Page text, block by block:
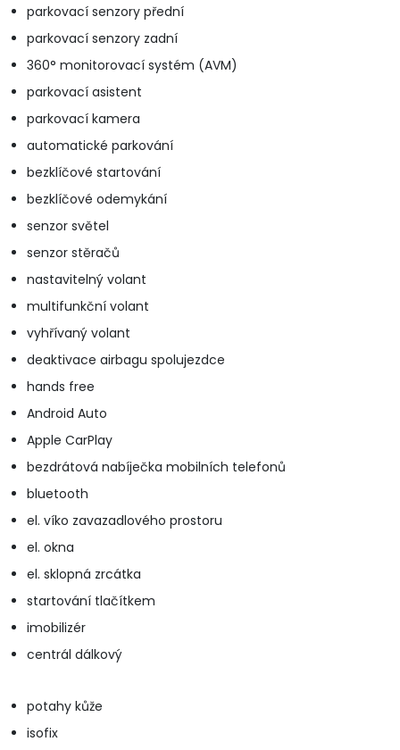
parkovací senzory přední
parkovací senzory zadní
360° monitorovací systém (AVM)
parkovací asistent
parkovací kamera
automatické parkování
bezklíčové startování
bezklíčové odemykání
senzor světel
senzor stěračů
nastavitelný volant
multifunkční volant
vyhřívaný volant
deaktivace airbagu spolujezdce
hands free
Android Auto
Apple CarPlay
bezdrátová nabíječka mobilních telefonů
bluetooth
el. víko zavazadlového prostoru
el. okna
el. sklopná zrcátka
startování tlačítkem
imobilizér
centrál dálkový
potahy kůže
isofix